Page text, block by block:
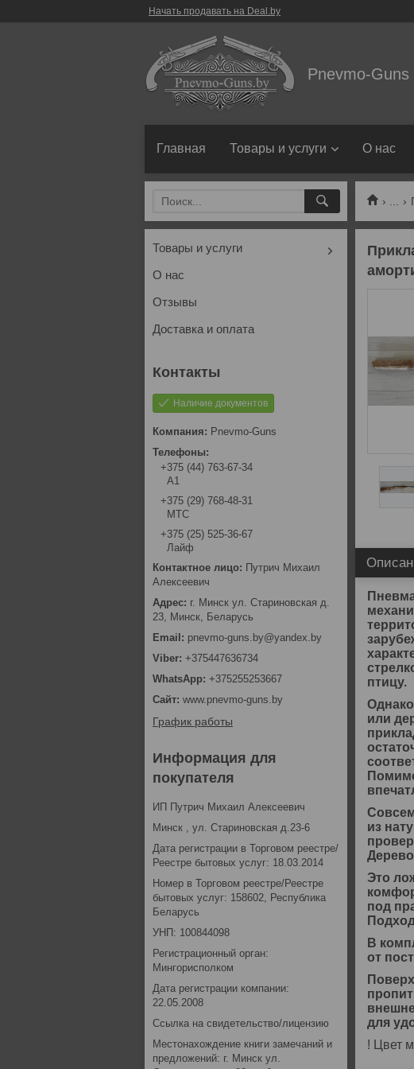
Начать продавать на Deal.by
Pnevmo-Guns
Главная Товары и услуги О нас
птицу.
или
из
Это
под
В
от
для
! Цвет
Товары и услуги
О нас
Отзывы
Доставка и оплата
Наличие документов
Pnevmo-Guns
+375 (44) 763-67-34
А1
+375 (29) 768-48-31
МТС
+375 (25) 525-36-67
Лайф
Путрич Михаил
Алексеевич
г. Минск ул. Стариновская д.
23, Минск, Беларусь
pnevmo-guns.by@yandex.by
+375447636734
+375255253667
www.pnevmo-guns.by
График работы
Информация для
покупателя
ИП Путрич Михаил Алексеевич
Минск , ул. Стариновская д.23-6
Дата регистрации в Торговом реестре/
Реестре бытовых услуг: 18.03.2014
Номер в Торговом реестре/Реестре
бытовых услуг: 158602, Республика
Беларусь
УНП: 100844098
Регистрационный орган:
Мингорисполком
Дата регистрации компании:
22.05.2008
Ссылка на свидетельство/лицензию
Местонахождение книги замечаний и
предложений: г. Минск ул.